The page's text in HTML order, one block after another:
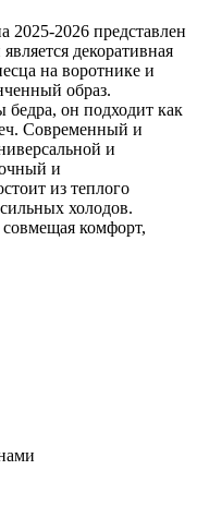
2025-2026 представлен
декоративная
на воротнике и
образ.
бедра, он подходит как
Современный и
и
и
из теплого
холодов.
комфорт,